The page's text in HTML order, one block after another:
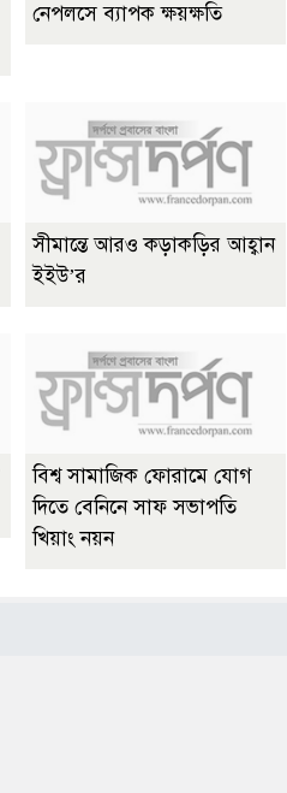
নেপলসে ব্যাপক ক্ষয়ক্ষতি
সীমান্তে আরও কড়াকড়ির আহ্বান
ইইউ’র
বিশ্ব সামাজিক ফোরামে যোগ
দিতে বেনিনে সাফ সভাপতি
খিয়াং নয়ন